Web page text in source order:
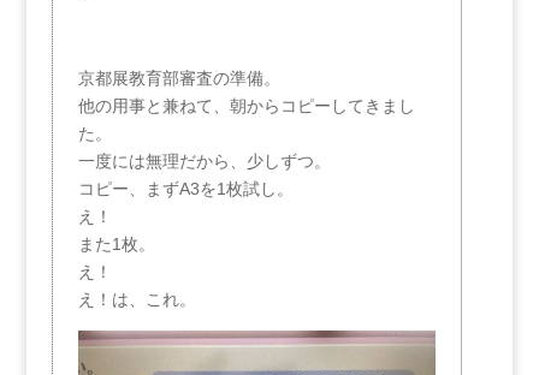
京都展教育部審査の準備。
他の用事と兼ねて、朝からコピーしてきまし
た。
一度には無理だから、少しずつ。
コピー、まずA3を1枚試し。
え！
また1枚。
え！
え！は、これ。